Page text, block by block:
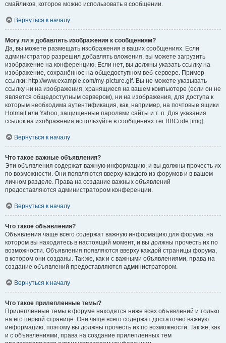
смайликов, которое можно использовать в сообщении.
Вернуться к началу
Могу ли я добавлять изображения к сообщениям?
Да, вы можете размещать изображения в ваших сообщениях. Если
администратор разрешил добавлять вложения, вы можете загрузить
изображение на конференцию. Если нет, вы должны указать ссылку на
изображение, сохранённое на общедоступном веб-сервере. Пример
ссылки: http://www.example.com/my-picture.gif. Вы не можете указывать
ссылку ни на изображения, хранящиеся на вашем компьютере (если он не
является общедоступным сервером), ни на изображения, для доступа к
которым необходима аутентификация, как, например, на почтовые ящики
Hotmail или Yahoo, защищённые паролями сайты и т. п. Для указания
ссылок на изображения используйте в сообщениях тег BBCode [img].
Вернуться к началу
Что такое важные объявления?
Эти объявления содержат важную информацию, и вы должны прочесть их
по возможности. Они появляются вверху каждого из форумов и в вашем
личном разделе. Права на создание важных объявлений
предоставляются администратором конференции.
Вернуться к началу
Что такое объявления?
Объявления чаще всего содержат важную информацию для форума, на
котором вы находитесь в настоящий момент, и вы должны прочесть их по
возможности. Объявления появляются вверху каждой страницы форума,
в котором они созданы. Так же, как и с важными объявлениями, права на
создание объявлений предоставляются администратором.
Вернуться к началу
Что такое прилепленные темы?
Прилепленные темы в форуме находятся ниже всех объявлений и только
на его первой странице. Они чаще всего содержат достаточно важную
информацию, поэтому вы должны прочесть их по возможности. Так же, как
и с объявлениями, права на создание прилепленных тем